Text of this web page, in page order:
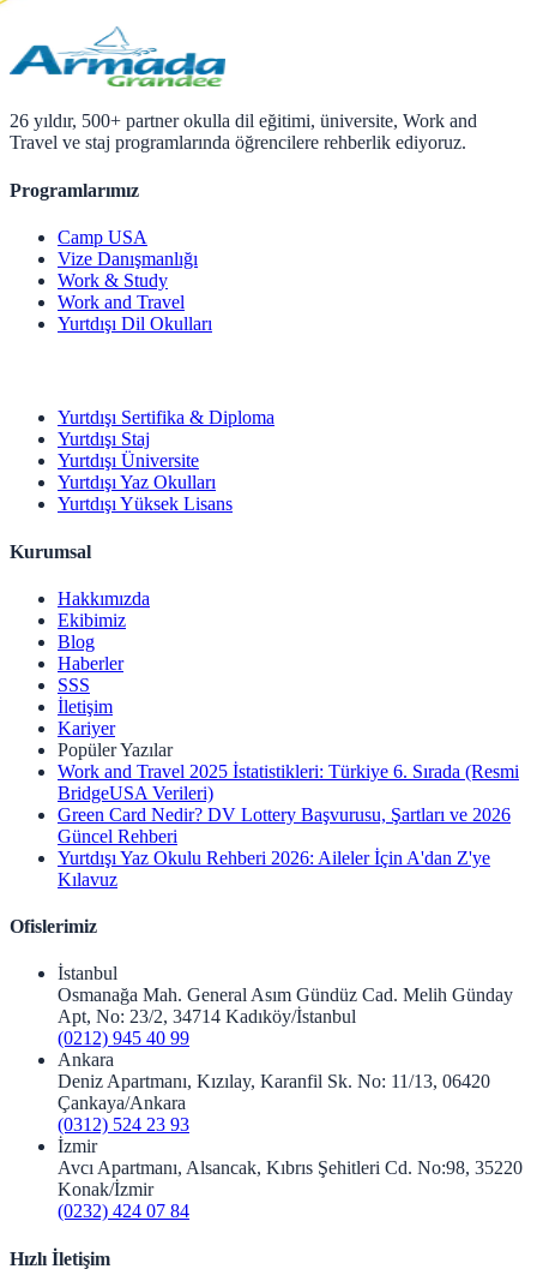
26 yıldır, 500+ partner okulla dil eğitimi, üniversite, Work and
Travel ve staj programlarında öğrencilere rehberlik ediyoruz.
Programlarımız
Camp USA
Vize Danışmanlığı
Work & Study
Work and Travel
Yurtdışı Dil Okulları
Yurtdışı Sertifika & Diploma
Yurtdışı Staj
Yurtdışı Üniversite
Yurtdışı Yaz Okulları
Yurtdışı Yüksek Lisans
Kurumsal
Hakkımızda
Ekibimiz
Blog
Haberler
SSS
İletişim
Kariyer
Popüler Yazılar
Work and Travel 2025 İstatistikleri: Türkiye 6. Sırada (Resmi
BridgeUSA Verileri)
Green Card Nedir? DV Lottery Başvurusu, Şartları ve 2026
Güncel Rehberi
Yurtdışı Yaz Okulu Rehberi 2026: Aileler İçin A'dan Z'ye
Kılavuz
Ofislerimiz
İstanbul
Osmanağa Mah. General Asım Gündüz Cad. Melih Günday
Apt, No: 23/2, 34714 Kadıköy/İstanbul
(0212) 945 40 99
Ankara
Deniz Apartmanı, Kızılay, Karanfil Sk. No: 11/13, 06420
Çankaya/Ankara
(0312) 524 23 93
İzmir
Avcı Apartmanı, Alsancak, Kıbrıs Şehitleri Cd. No:98, 35220
Konak/İzmir
(0232) 424 07 84
Hızlı İletişim